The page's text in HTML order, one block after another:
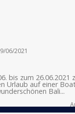
06/2021
bis zum 26.06.2021
Urlaub auf einer
Bali...